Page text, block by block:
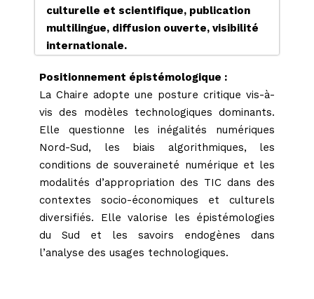
culturelle et scientifique, publication
multilingue, diffusion ouverte, visibilité
internationale.
Positionnement épistémologique :
La Chaire adopte une posture critique vis-à-
vis des modèles technologiques dominants.
Elle questionne les inégalités numériques
Nord-Sud, les biais algorithmiques, les
conditions de souveraineté numérique et les
modalités d’appropriation des TIC dans des
contextes socio-économiques et culturels
diversifiés. Elle valorise les épistémologies
du Sud et les savoirs endogènes dans
l’analyse des usages technologiques.